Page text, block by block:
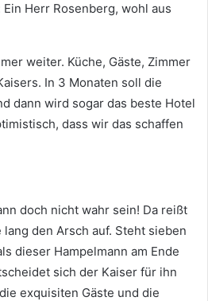
Herr Rosenberg, wohl aus
weiter. Küche, Gäste, Zimmer
In 3 Monaten soll die
dann wird sogar das beste Hotel
dass wir das schaffen
doch nicht wahr sein! Da reißt
den Arsch auf. Steht sieben
dieser Hampelmann am Ende
sich der Kaiser für ihn
exquisiten Gäste und die